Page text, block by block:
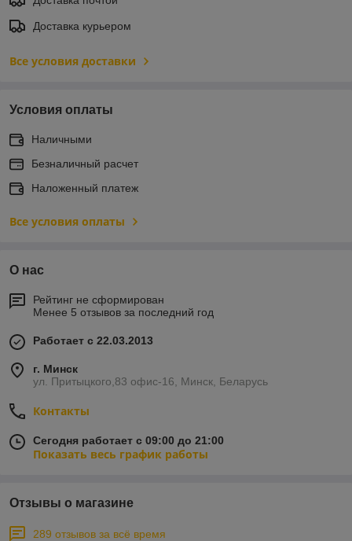
Доставка курьером
Все условия доставки
Условия оплаты
Наличными
Безналичный расчет
Наложенный платеж
Все условия оплаты
О нас
Рейтинг не сформирован
Менее 5 отзывов за последний год
Работает с 22.03.2013
г. Минск
ул. Притыцкого,83 офис-16, Минск, Беларусь
Контакты
Сегодня работает с 09:00 до 21:00
Показать весь график работы
Отзывы о магазине
289 отзывов за всё время